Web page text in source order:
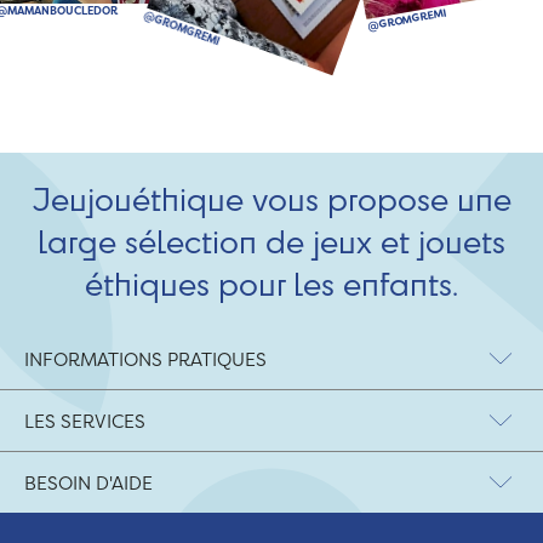
Jeujouéthique vous propose une
large sélection de jeux et jouets
éthiques pour les enfants.
INFORMATIONS PRATIQUES
LES SERVICES
BESOIN D'AIDE